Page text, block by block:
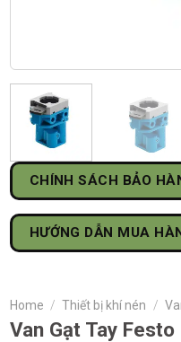
CHÍNH SÁCH BẢO
HƯỚNG DẪN MUA
Home / Thiết bị khí nén /
Van Gạt Tay